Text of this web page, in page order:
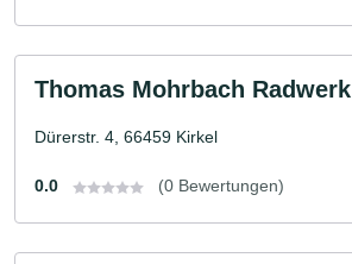
Thomas Mohrbach Radwerk
Dürerstr. 4, 66459 Kirkel
0.0 (0 Bewertungen)